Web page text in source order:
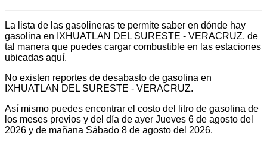
La lista de las gasolineras te permite saber en dónde hay
gasolina en IXHUATLAN DEL SURESTE - VERACRUZ, de
tal manera que puedes cargar combustible en las estaciones
ubicadas aquí.
No existen reportes de desabasto de gasolina en
IXHUATLAN DEL SURESTE - VERACRUZ.
Así mismo puedes encontrar el costo del litro de gasolina de
los meses previos y del día de ayer Jueves 6 de agosto del
2026 y de mañana Sábado 8 de agosto del 2026.